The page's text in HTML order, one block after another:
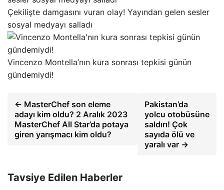
Çekilişte damgasını vuran olay! Yayından gelen sesler
sosyal medyayı salladı
Vincenzo Montella’nın kura sonrası tepkisi günün
gündemiydi!
← MasterChef son eleme
adayı kim oldu? 2 Aralık 2023
MasterChef All Star’da potaya
giren yarışmacı kim oldu?
Pakistan’da
yolcu otobüsüne
saldırı! Çok
sayıda ölü ve
yaralı var →
Tavsiye Edilen Haberler